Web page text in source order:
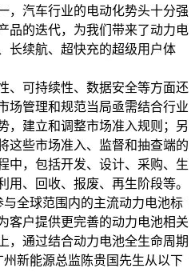
，汽车行业的电动化势头十分强
品的迭代，为我们带来了动力电
长续航、超快充的超级用户体
、可持续性、数据安全等方面还
场管理和规范当局亟需结合行业
，建立和调整市场准入规则；另
这些市场准入、监督和抽查端的
中，包括开发、设计、采购、生
用、回收、报废、再生阶段等。
全球范围内的主流动力电池标
客户提供更完善的动力电池相关
，通过结合动力电池全生命周期
新能源总监陈贵国先生从以下